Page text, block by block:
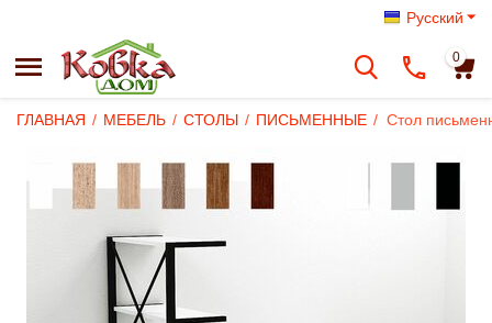
Русский
0
ГЛАВНАЯ / МЕБЕЛЬ / СТОЛЫ / ПИСЬМЕННЫЕ / Стол